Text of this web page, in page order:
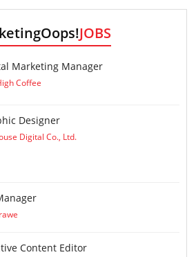
JOBS
Marketing Manager
Coffee
Designer
Digital Co., Ltd.
Content Editor